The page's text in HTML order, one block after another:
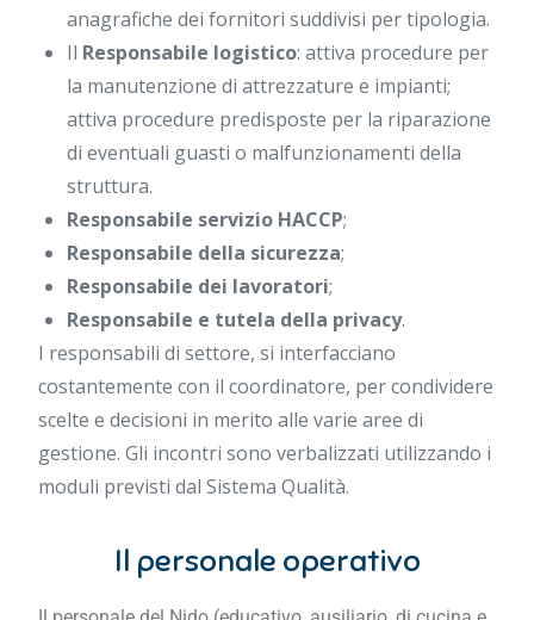
anagrafiche dei fornitori suddivisi per tipologia.
Il Responsabile logistico: attiva procedure per
la manutenzione di attrezzature e impianti;
attiva procedure predisposte per la riparazione
di eventuali guasti o malfunzionamenti della
struttura.
Responsabile servizio HACCP;
Responsabile della sicurezza;
Responsabile dei lavoratori;
Responsabile e tutela della privacy.
I responsabili di settore, si interfacciano
costantemente con il coordinatore, per condividere
scelte e decisioni in merito alle varie aree di
gestione. Gli incontri sono verbalizzati utilizzando i
moduli previsti dal Sistema Qualità.
Il personale operativo